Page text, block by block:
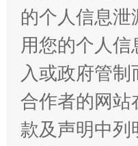
揭批美国五大"
的个人信息泄
用您的个人
入或政府管
合作者的网站
款及声明中列